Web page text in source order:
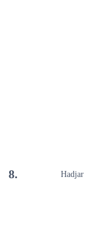
8. Hadjar